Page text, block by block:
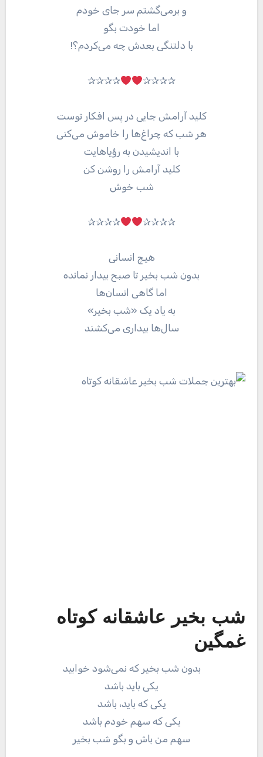
و برمی‌گشتم سر جای خودم
اما خودت بگو
با دلتنگی بعدش چه می‌کردم؟!
✰✰✰✰
✰✰✰✰
کلید آرامش جایی در پس افکار توست
هر شب که چراغ‌ها را خاموش می‌کنی
با اندیشیدن به رؤیاهایت
کلید آرامش را روشن کن
شب خوش
✰✰✰✰
✰✰✰✰
هیچ انسانی
بدون شب بخیر تا صبح بیدار نمانده
اما گاهی انسان‌ها
به یاد یک «شب بخیر»
سال‌ها بیداری می‌کشند
شب بخیر عاشقانه کوتاه
غمگین
بدون شب بخیر که نمی‌شود خوابید
یکی باید باشد
یکی که باید، باشد
یکی که سهم خودم باشد
سهم من باش و بگو شب بخیر